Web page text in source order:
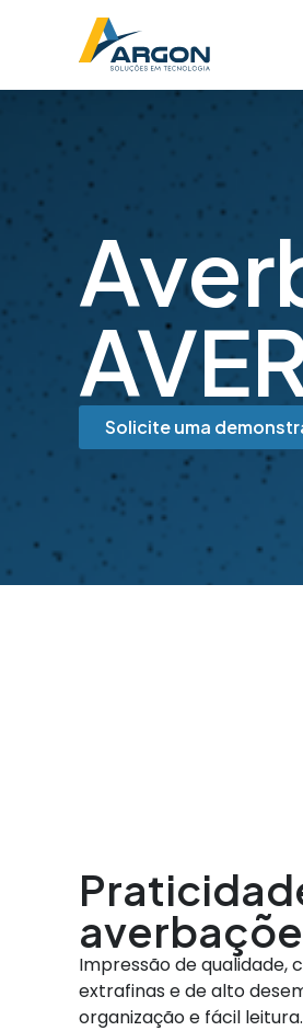
Solicite uma
Impressão de qualidade,
extrafinas e de alto
organização e fácil leitura.